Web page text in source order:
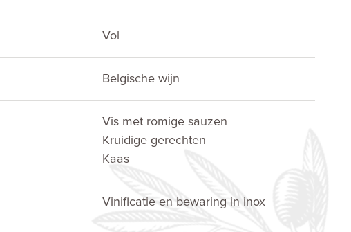
Vol
Belgische wijn
Vis met romige sauzen
Kruidige gerechten
Kaas
Vinificatie en bewaring in inox